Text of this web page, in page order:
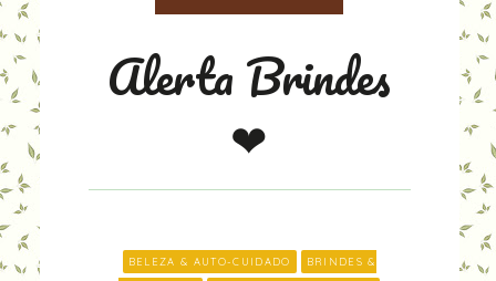
Alerta Brindes
❤
BELEZA & AUTO-CUIDADO BRINDES &